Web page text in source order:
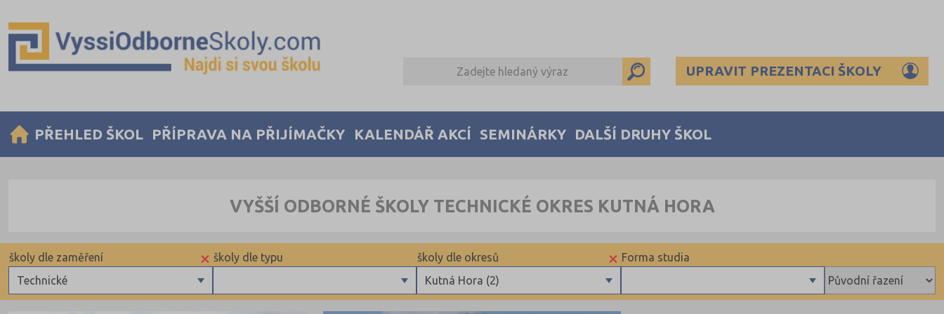
UPRAVIT PREZENTACI ŠKOLY
PŘEHLED ŠKOL PŘÍPRAVA NA PŘIJÍMAČKY KALENDÁŘ AKCÍ SEMINÁRKY DALŠÍ DRUHY ŠKOL
VYŠŠÍ ODBORNÉ ŠKOLY TECHNICKÉ OKRES KUTNÁ HORA
Forma studia
×
Kutná Hora (2)
školy dle okresů
školy dle typu
×
Technické
školy dle zaměření